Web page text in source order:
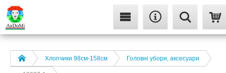
Хлопчики 98см-158см Головні убори, аксесуари